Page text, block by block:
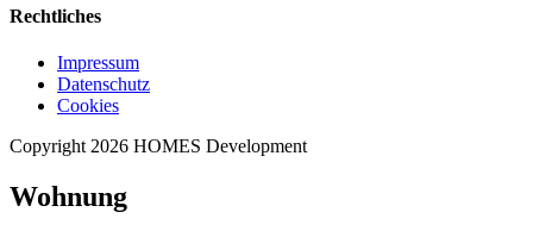
Rechtliches
Impressum
Datenschutz
Cookies
Copyright 2026 HOMES Development
Wohnung